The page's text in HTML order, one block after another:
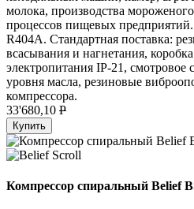
молока, производства
процессов пищевых
R404A. Стандартная поставка:
всасывания и нагнетания,
электропитания IP-21, смотровое
уровня масла, резиновые
компрессора.
33'680,10 P
Купить
Компрессор спиральный Belief